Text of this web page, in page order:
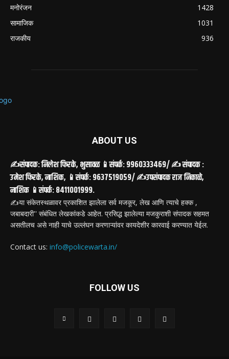
मनोरंजन
1428
सामाजिक
1031
राजकीय
936
ABOUT US
✍️संपादक: निलेश फिरके, भुसावळ 📱संपर्क: 9960333469/ ✍️ संपादक :
उमेश फिरके, नाशिक, 📱संपर्क: 9637519059/ ✍️उपसंपादक राज निकाळे,
नाशिक 📱संपर्क: 8411001999.
✍️या संकेतस्थळावर प्रकाशित झालेला सर्व मजकूर, लेख आणि त्याचे हक्क ,
जबाबदारी'' संबंधित लेखकांकडे आहेत. प्रसिद्ध झालेल्या मजकुराशी संपादक सहमत
असतीलच असे नाही याचे उल्लंघन करणाऱ्यांवर कायदेशीर कारवाई करण्यात येईल.
Contact us: info@policewarta.in/
FOLLOW US